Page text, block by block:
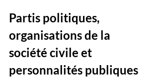
Partis politiques,
organisations de la
société civile et
personnalités publiques